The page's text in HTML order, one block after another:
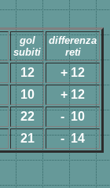
gol
subiti
differenza
reti
12
+ 12
10
+ 12
22
- 10
21 - 14